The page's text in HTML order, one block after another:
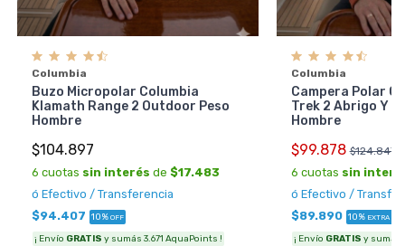
Columbia
Buzo Micropolar Columbia
Klamath Range 2 Outdoor Peso
Hombre
$104.897
6 cuotas sin interés de $17.483
ó Efectivo / Transferencia
$94.407 10% OFF
¡ Envío GRATIS y sumás 3.671 AquaPoints !
Columbia
Campera Polar
Trek 2 Abrigo Y
Hombre
$99.878 $124.847
6 cuotas sin
ó Efectivo /
$89.890 10% EXTRA OFF
¡ Envío GRATIS y sumás